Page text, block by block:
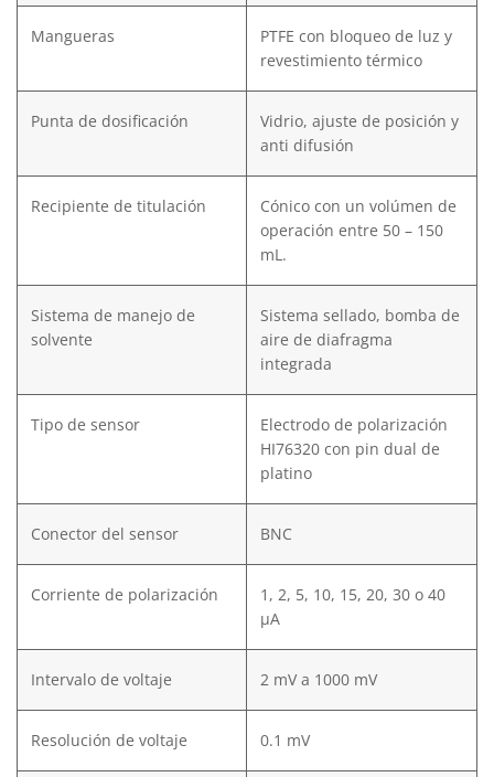
Mangueras
PTFE con bloqueo de luz y
revestimiento térmico
Punta de dosificación
Vidrio, ajuste de posición y
anti difusión
Recipiente de titulación
Cónico con un volúmen de
operación entre 50 – 150
mL.
Sistema de manejo de
solvente
Sistema sellado, bomba de
aire de diafragma
integrada
Tipo de sensor
Electrodo de polarización
HI76320 con pin dual de
platino
Conector del sensor BNC
Corriente de polarización
1, 2, 5, 10, 15, 20, 30 o 40
µA
Intervalo de voltaje 2 mV a 1000 mV
Resolución de voltaje 0.1 mV